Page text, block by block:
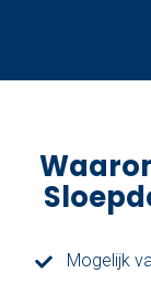
Mogelijk